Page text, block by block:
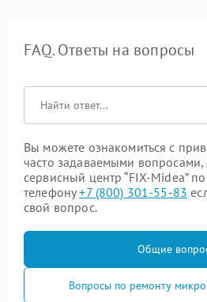
FAQ. Ответы на вопросы
Вы можете ознакомиться с
часто задаваемыми вопросами,
сервисный центр “FIX-Midea”
телефону+7 (800) 301-55-83
свой вопрос.
Общие
Вопросы по ремонту